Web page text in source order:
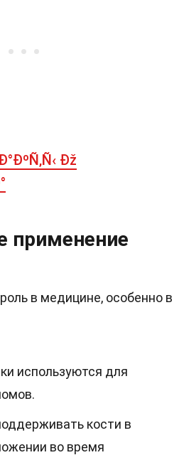
Ðž
применение
в медицине, особенно в
используются для
кости в
во время